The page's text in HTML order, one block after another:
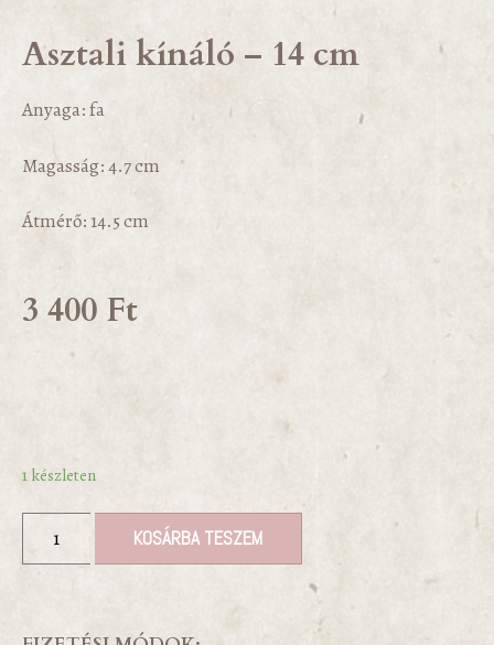
Asztali kínáló – 14 cm
Anyaga: fa
Magasság: 4.7 cm
Átmérő: 14.5 cm
3 400 Ft
1 készleten
KOSÁRBA TESZEM